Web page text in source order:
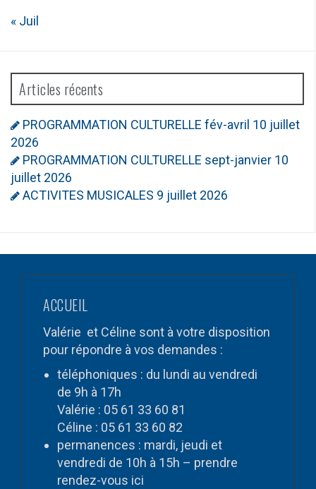
« Juil
Articles récents
PROGRAMMATION CULTURELLE fév-avril 10 juillet
2026
PROGRAMMATION CULTURELLE sept-janvier 10
juillet 2026
ACTIVITES MUSICALES 9 juillet 2026
ACCUEIL
Valérie et Céline sont à votre disposition
pour répondre à vos demandes :
téléphoniques : du lundi au vendredi
de 9h à 17h
Valérie : 05 61 33 60 81
Céline : 05 61 33 60 82
permanences : mardi, jeudi et
vendredi de 10h à 15h – prendre
rendez-vous ici